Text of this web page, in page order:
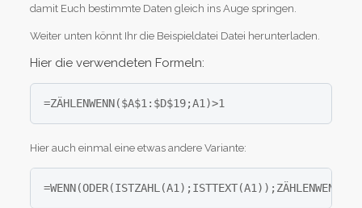
damit Euch bestimmte Daten gleich ins Auge springen.
Weiter unten könnt Ihr die Beispieldatei Datei herunterladen.
Hier die verwendeten Formeln:
Hier auch einmal eine etwas andere Variante: